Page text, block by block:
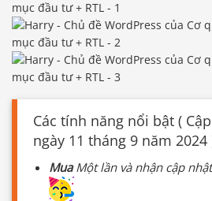
Các tính năng nổi bật (
ngày 11 tháng 9 năm 2024
MuaMột lần và nhận cập